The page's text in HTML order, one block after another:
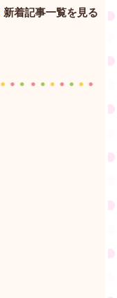
新着記事一覧を見る